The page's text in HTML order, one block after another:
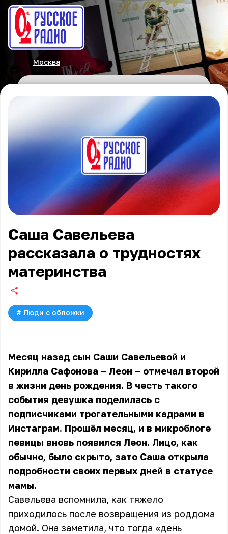
Москва
Саша Савельева
рассказала о трудностях
материнства
# Люди с обложки
Месяц назад сын Саши Савельевой и
Кирилла Сафонова – Леон – отмечал второй
в жизни день рождения. В честь такого
события девушка поделилась с
подписчиками трогательными кадрами в
Инстаграм. Прошёл месяц, и в микроблоге
певицы вновь появился Леон. Лицо, как
обычно, было скрыто, зато Саша открыла
подробности своих первых дней в статусе
мамы.
Савельева вспомнила, как тяжело
приходилось после возвращения из роддома
домой. Она заметила, что тогда «день